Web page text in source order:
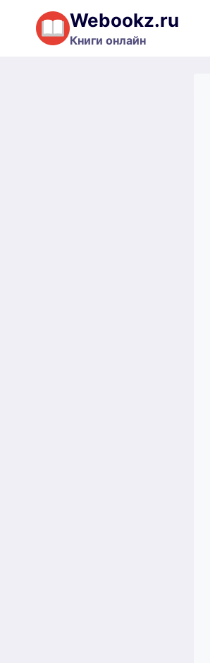
Перейти
содержимому
Webookz.ru
Книги онлайн